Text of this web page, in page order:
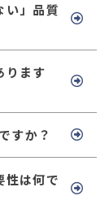
い」品質
ります
すか？
性は何で